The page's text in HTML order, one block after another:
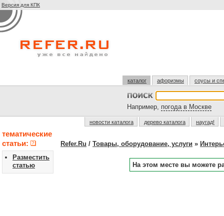
Версия для КПК
каталог афоризмы соусы и
Например, погода в Москве
новости каталога дерево каталога наугад!
тематические
статьи:
Разместить
статью
Refer.Ru / Товары, оборудование, услуги »
На этом месте вы можете